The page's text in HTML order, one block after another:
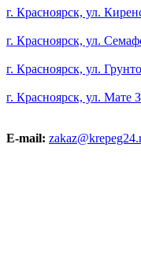
г. Красноярск, ул.
г. Красноярск, ул.
г. Красноярск, ул.
г. Красноярск, ул. Мате
E-mail: